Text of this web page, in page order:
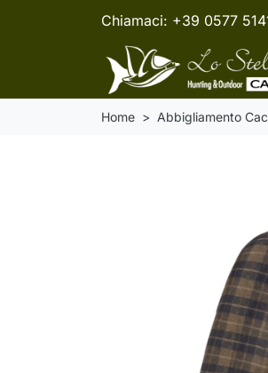
Chiamaci: +39 0577
Home Abbigliamento